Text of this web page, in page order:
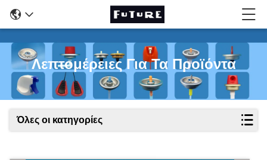
Λεπτομέρειες Για Τα Προϊόντα
Όλες οι κατηγορίες